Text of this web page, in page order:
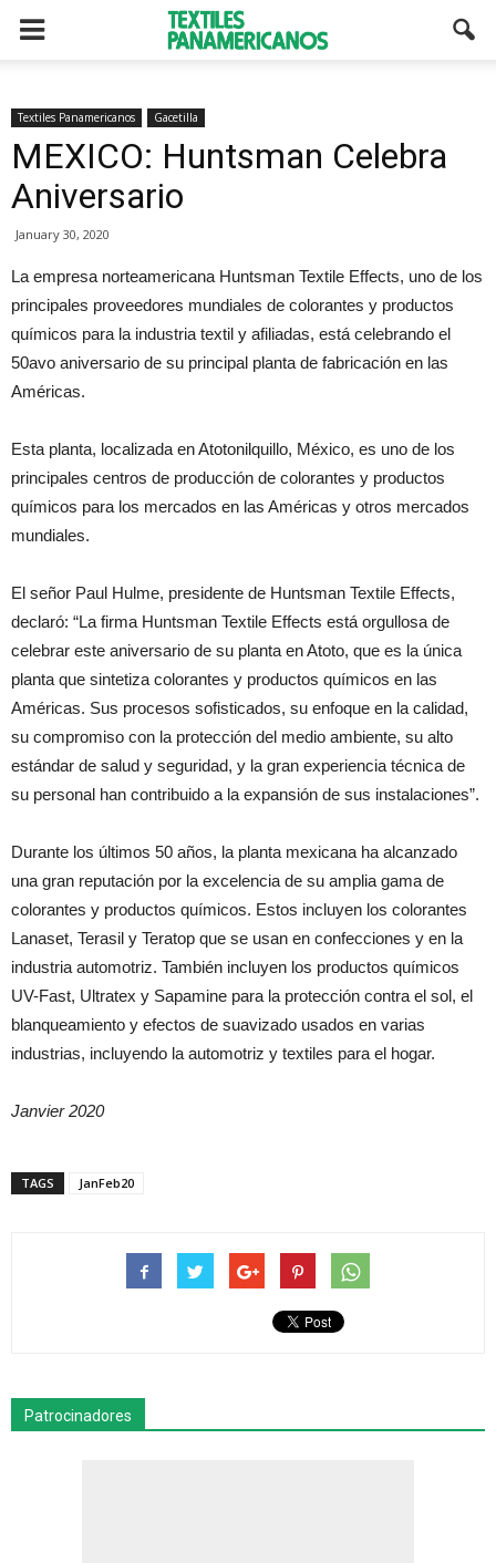
Textiles Panamericanos Gacetilla
MEXICO: Huntsman Celebra
Aniversario
January 30, 2020
La empresa norteamericana Huntsman Textile Effects, uno de los
principales proveedores mundiales de colorantes y productos
químicos para la industria textil y afiliadas, está celebrando el
50avo aniversario de su principal planta de fabricación en las
Américas.
Esta planta, localizada en Atotonilquillo, México, es uno de los
principales centros de producción de colorantes y productos
químicos para los mercados en las Américas y otros mercados
mundiales.
El señor Paul Hulme, presidente de Huntsman Textile Effects,
declaró: “La firma Huntsman Textile Effects está orgullosa de
celebrar este aniversario de su planta en Atoto, que es la única
planta que sintetiza colorantes y productos químicos en las
Américas. Sus procesos sofisticados, su enfoque en la calidad,
su compromiso con la protección del medio ambiente, su alto
estándar de salud y seguridad, y la gran experiencia técnica de
su personal han contribuido a la expansión de sus instalaciones”.
Durante los últimos 50 años, la planta mexicana ha alcanzado
una gran reputación por la excelencia de su amplia gama de
colorantes y productos químicos. Estos incluyen los colorantes
Lanaset, Terasil y Teratop que se usan en confecciones y en la
industria automotriz. También incluyen los productos químicos
UV-Fast, Ultratex y Sapamine para la protección contra el sol, el
blanqueamiento y efectos de suavizado usados en varias
industrias, incluyendo la automotriz y textiles para el hogar.
Janvier 2020
TAGS JanFeb20
Patrocinadores